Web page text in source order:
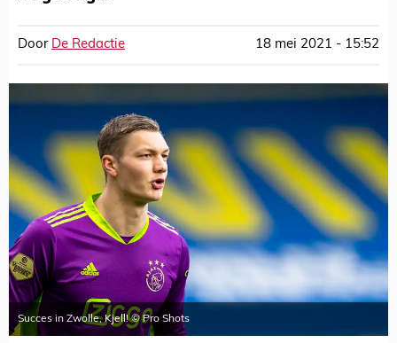
Door De Redactie 18 mei 2021 - 15:52
Succes in Zwolle, Kjell! © Pro Shots